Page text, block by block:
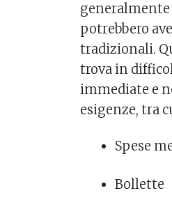
generalmente
potrebbero
tradizionali.
trova in
immediate e
esigenze, tra
Spese
Bollette